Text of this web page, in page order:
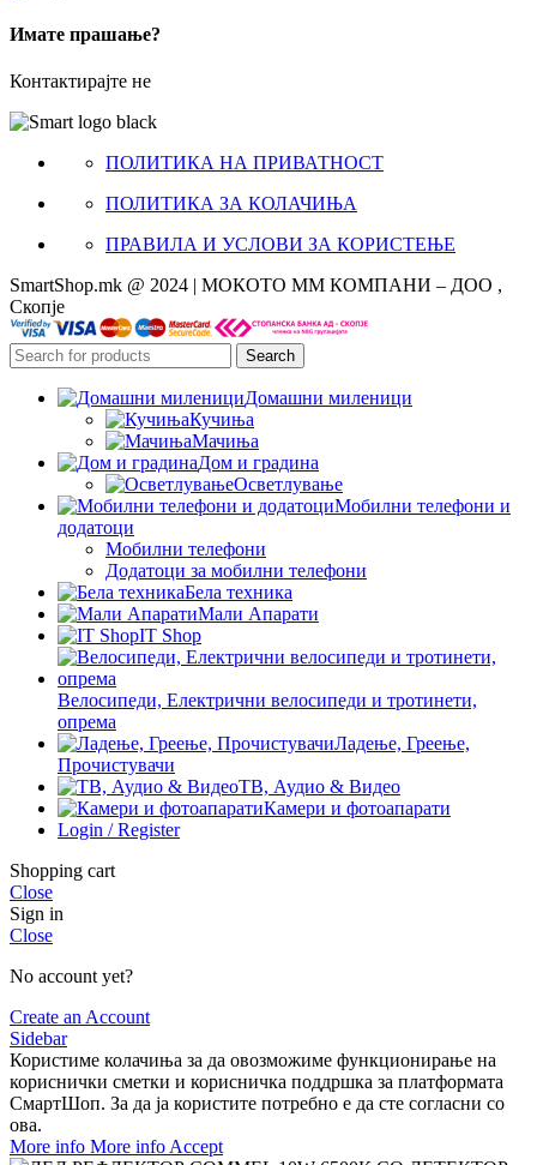
Имате прашање?
Контактирајте не
ПОЛИТИКА НА ПРИВАТНОСТ
ПОЛИТИКА ЗА КОЛАЧИЊА
ПРАВИЛА И УСЛОВИ ЗА КОРИСТЕЊЕ
SmartShop.mk @ 2024 | МОКОТО ММ КОМПАНИ – ДОО ,
Скопје
Search
Домашни миленици
Кучиња
Мачиња
Дом и градина
Осветлување
Мобилни телефони и
додатоци
Мобилни телефони
Додатоци за мобилни телефони
Бела техника
Мали Апарати
IT Shop
Велосипеди, Електрични велосипеди и тротинети,
опрема
Ладење, Греење,
Прочистувачи
ТВ, Аудио & Видео
Камери и фотоапарати
Login / Register
Shopping cart
Close
Sign in
Close
No account yet?
Create an Account
Sidebar
Користиме колачиња за да овозможиме функционирање на
кориснички сметки и корисничка поддршка за платформата
СмартШоп. За да ја користите потребно е да сте согласни со
ова.
More info More info Accept